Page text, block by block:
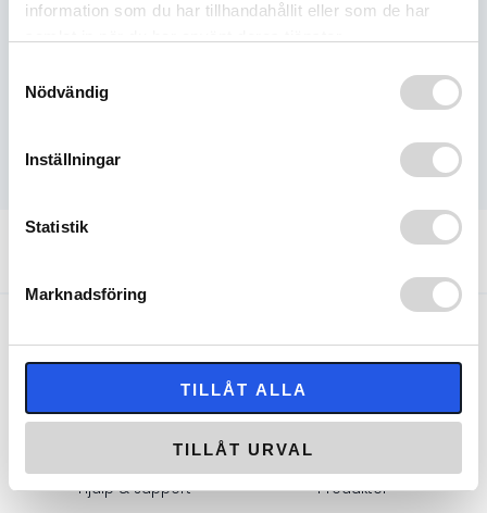
information som du har tillhandahållit eller som de har
Nödvändig
Inställningar
Statistik
Marknadsföring
TILLÅT ALLA
TILLÅT URVAL
Snabba leveranser
Fri frakt över 1000 kr
NYHETSBREV
Registrera dig för vårat nyhetsbrev med de senaste
nyheterna och erbjudanden!
E-
*
Hjälp & support Produkter